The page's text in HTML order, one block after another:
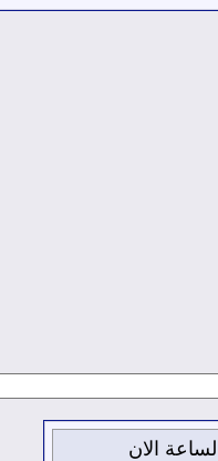
من اغسطس 2026 , الساعة الان